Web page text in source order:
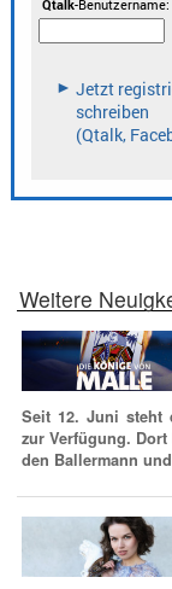
Weitere
Seit 12. Juni steht
zur Verfügung.
den Ballermann